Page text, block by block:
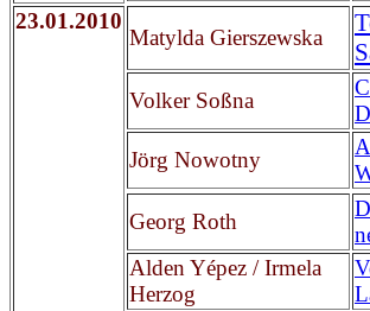
23.01.2010
Matylda Gierszewska
Volker Soßna
Jörg Nowotny
Georg Roth
Alden Yépez / Irmela
Herzog